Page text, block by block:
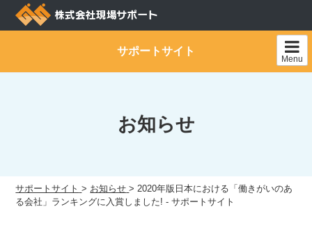
Skip
サポートサイト
Menu
お知らせ
サポートサイト > お知らせ > 2020年版日本における「働きがいのあ
る会社」ランキングに入賞しました! - サポートサイト